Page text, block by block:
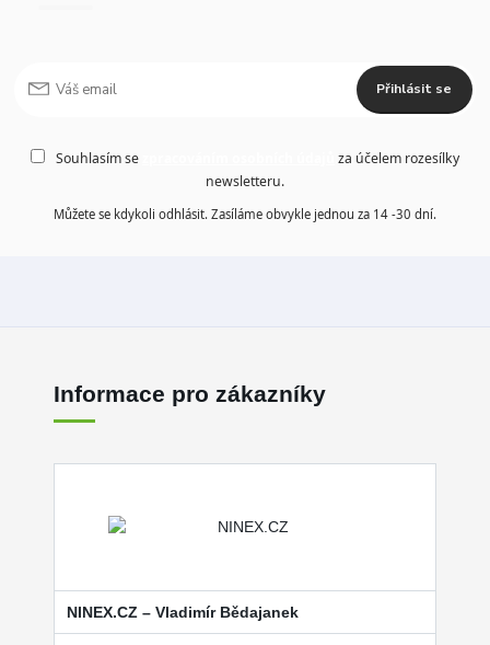
Přihlásit se
Souhlasím se
za účelem rozesílky
newsletteru.
Můžete se kdykoli odhlásit. Zasíláme obvykle jednou za 14 -30 dní.
Informace pro zákazníky
NINEX.CZ – Vladimír Bědajanek